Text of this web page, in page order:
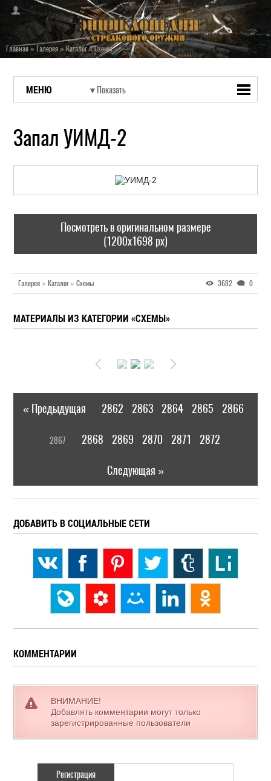
Главная»Галерея»Каталог»Схемы
МЕНЮ
Запал УИМД-2
Посмотреть в оригинальном размере
(1200x1698 px)
Галерея » Каталог» Схемы 3682 0
МАТЕРИАЛЫ ИЗ КАТЕГОРИИ «СХЕМЫ»
« Предыдущая 2862 2863 2864 2865 2866
2867 2868 2869 2870 2871 2872
Следующая »
ДОБАВИТЬ В СОЦИАЛЬНЫЕ СЕТИ
КОММЕНТАРИИ
ВНИМАНИЕ!
Добавлять комментарии могут только
зарегистрированные пользователи
Регистрация